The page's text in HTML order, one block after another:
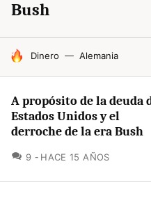
Bush
HOY SE HABLA DE
Dinero Alemania
A propósito de la deuda
Estados Unidos y el
derroche de la era Bush
9 COMENTARIOS
HACE 15 AÑOS